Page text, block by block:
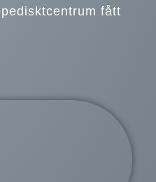
fått